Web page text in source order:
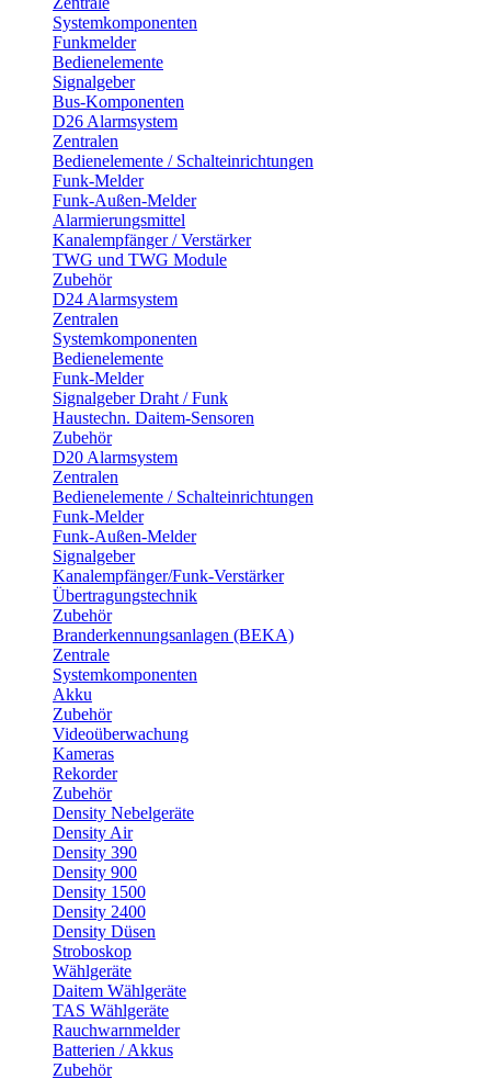
Systemkomponenten
Funkmelder
Bedienelemente
Signalgeber
Bus-Komponenten
D26 Alarmsystem
Zentralen
Bedienelemente / Schalteinrichtungen
Funk-Melder
Funk-Außen-Melder
Alarmierungsmittel
Kanalempfänger / Verstärker
TWG und TWG Module
Zubehör
D24 Alarmsystem
Zentralen
Systemkomponenten
Bedienelemente
Funk-Melder
Signalgeber Draht / Funk
Haustechn. Daitem-Sensoren
Zubehör
D20 Alarmsystem
Zentralen
Bedienelemente / Schalteinrichtungen
Funk-Melder
Funk-Außen-Melder
Signalgeber
Kanalempfänger/Funk-Verstärker
Übertragungstechnik
Zubehör
Branderkennungsanlagen (BEKA)
Zentrale
Systemkomponenten
Akku
Zubehör
Videoüberwachung
Kameras
Rekorder
Zubehör
Density Nebelgeräte
Density Air
Density 390
Density 900
Density 1500
Density 2400
Density Düsen
Stroboskop
Wählgeräte
Daitem Wählgeräte
TAS Wählgeräte
Rauchwarnmelder
Batterien / Akkus
Zubehör